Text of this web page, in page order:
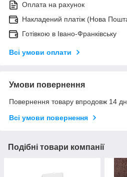
Оплата на рахунок
Накладений платіж (Нова
Готівкою в Івано-Франківську
Всі умови оплати
Умови повернення
Повернення товару впродовж 14
Всі умови повернення
Подібні товари компанії